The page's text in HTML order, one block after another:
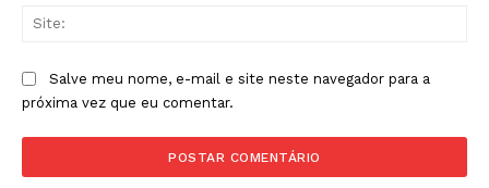
Salve meu nome, e-mail e site neste navegador para a
próxima vez que eu comentar.